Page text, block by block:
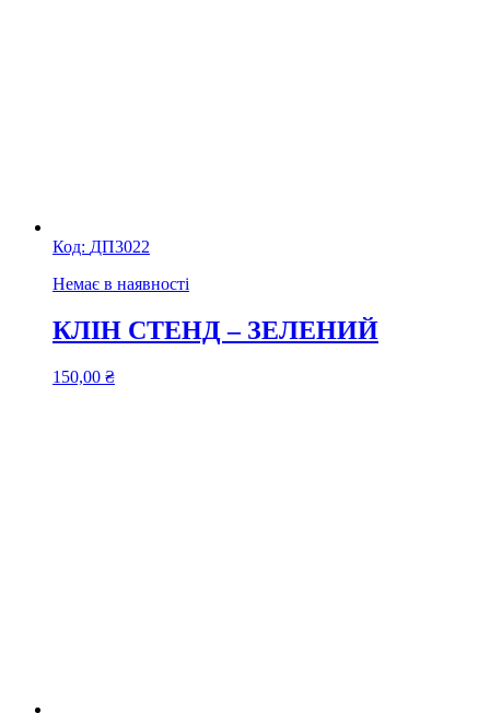
Код: ДП3022
Немає в наявності
КЛІН СТЕНД – ЗЕЛЕНИЙ
150,00 ₴